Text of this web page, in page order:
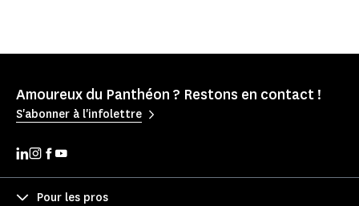
Amoureux du Panthéon ? Restons en contact !
S'abonner à l'infolettre
Pour les pros